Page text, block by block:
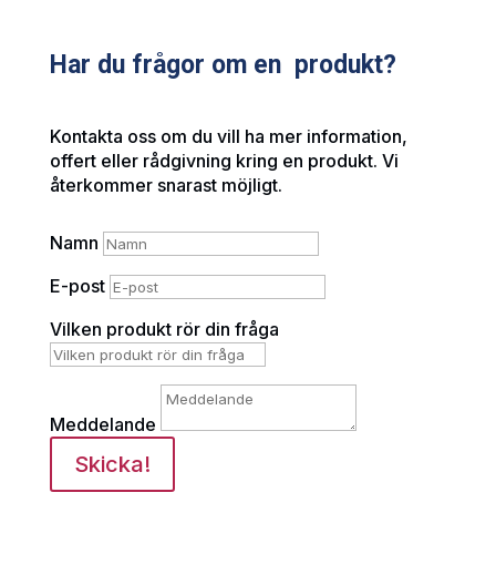
Har du frågor om en produkt?
Kontakta oss om du vill ha mer information,
offert eller rådgivning kring en produkt. Vi
återkommer snarast möjligt.
Namn
E-post
Vilken produkt rör din fråga
Meddelande
Skicka!